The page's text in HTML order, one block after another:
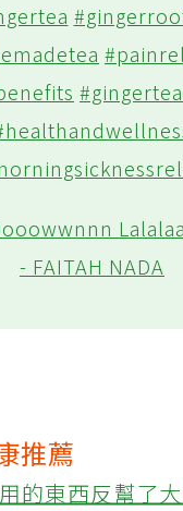
- FAITAH NADA
推薦
的東西反幫了